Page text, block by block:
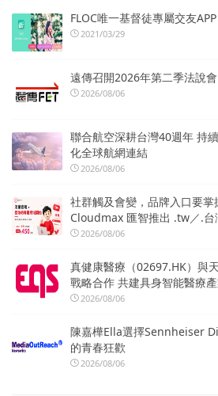
FLOC唯一基督徒專屬交友
2021/03/29
遠傳召開2026年第二季法說會
2026/08/06
聯合航空深耕台灣40週年 持
化全球航網連結
2026/08/06
社群觸及會變，品牌入口要掌
Cloudmax 匯智推出 .tw／.台
2026/08/06
真健康醫療（02697.HK）與
戰略合作 共建具身智能醫療
2026/08/06
陳嘉樺Ella選擇Sennheiser
的青春狂歡
2026/08/06